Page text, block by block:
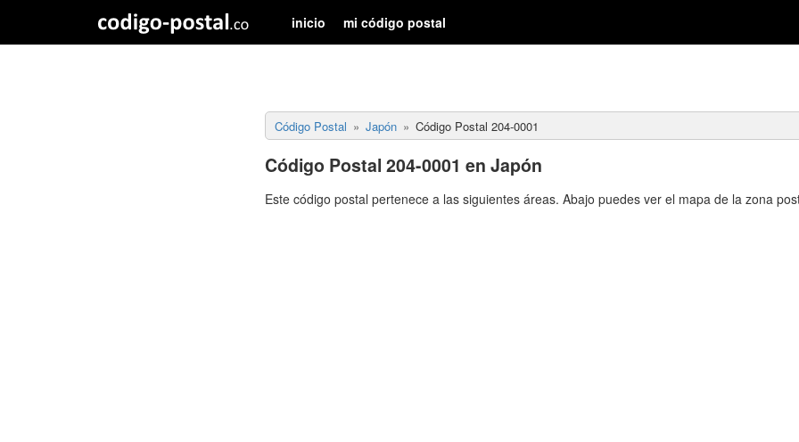
inicio mi código postal
Código Postal Japón Código Postal 204-0001
Código Postal 204-0001 en Japón
Este código postal pertenece a las siguientes áreas. Abajo puedes ver el mapa de la zona